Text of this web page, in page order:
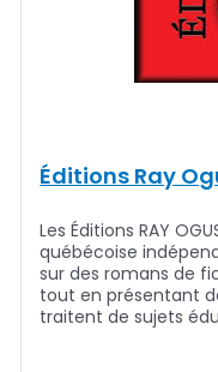
Éditions Ray
Les Éditions RAY
québécoise
sur des romans de
tout en présentant
traitent de sujets